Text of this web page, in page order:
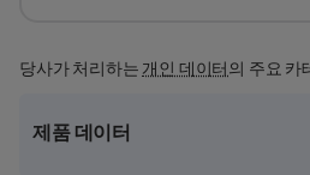
당사가 처리하는 개인 데이터의 주요 카
제품 데이터